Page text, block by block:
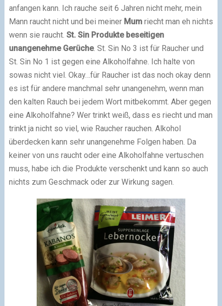
anfangen kann. Ich rauche seit 6 Jahren nicht mehr, mein
Mann raucht nicht und bei meiner Mumriecht man eh nichts
wenn sie raucht. St. Sin Produkte beseitigen
unangenehme Gerüche. St. Sin No 3 ist für Raucher und
St. Sin No 1 ist gegen eine Alkoholfahne. Ich halte von
sowas nicht viel. Okay…für Raucher ist das noch okay denn
es ist für andere manchmal sehr unangenehm, wenn man
den kalten Rauch bei jedem Wort mitbekommt. Aber gegen
eine Alkoholfahne? Wer trinkt weiß, dass es riecht und man
trinkt ja nicht so viel, wie Raucher rauchen. Alkohol
überdecken kann sehr unangenehme Folgen haben. Da
keiner von uns raucht oder eine Alkoholfahne vertuschen
muss, habe ich die Produkte verschenkt und kann so auch
nichts zum Geschmack oder zur Wirkung sagen.